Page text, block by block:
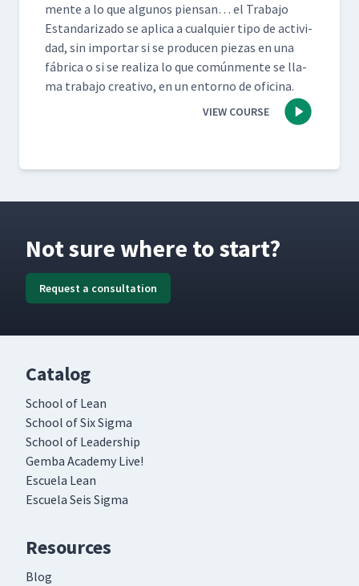
mente a lo que algunos pien­san… el Tra­ba­jo
Estandariza­do se apli­ca a cualquier tipo de activi­
dad, sin impor­tar si se pro­ducen piezas en una
fábri­ca o si se real­iza lo que común­mente se lla­
ma tra­ba­jo cre­ati­vo, en un entorno de oficina.
VIEW COURSE
Not sure where to start?
Request a consultation
Catalog
School of Lean
School of Six Sigma
School of Leadership
Gemba Academy Live!
Escuela Lean
Escuela Seis Sigma
Resources
Blog